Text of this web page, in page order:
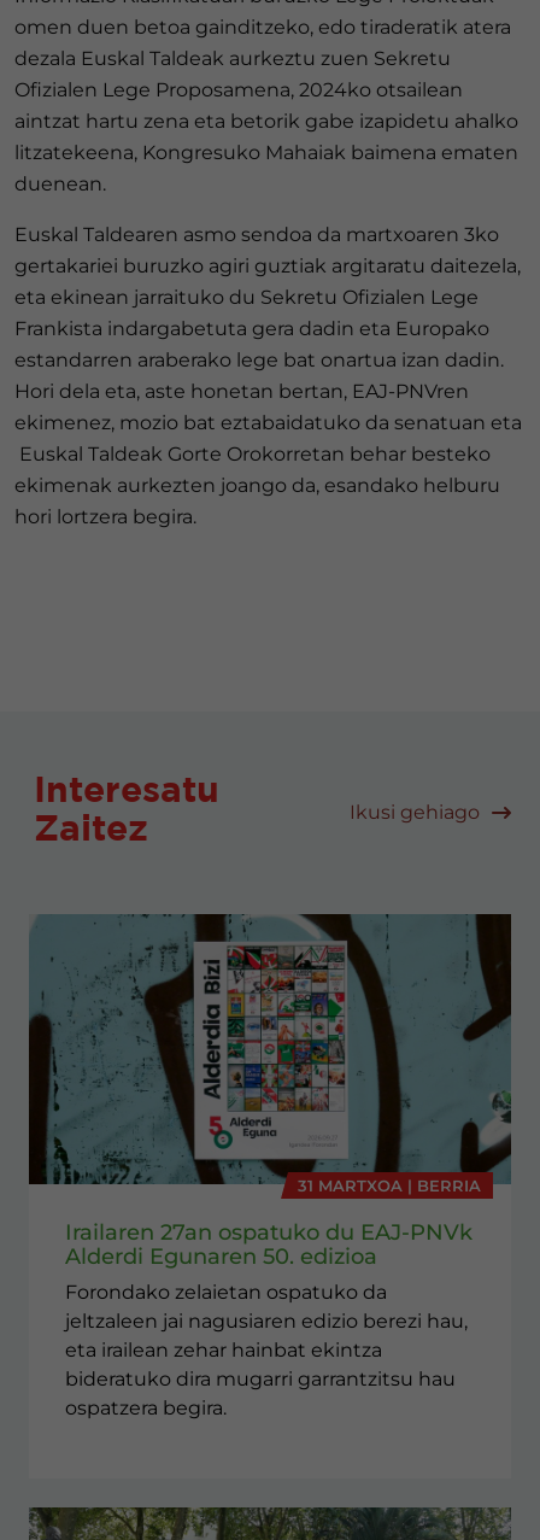
omen duen betoa gainditzeko, edo tiraderatik atera
dezala Euskal Taldeak aurkeztu zuen Sekretu
Ofizialen Lege Proposamena, 2024ko otsailean
aintzat hartu zena eta betorik gabe izapidetu ahalko
litzatekeena, Kongresuko Mahaiak baimena ematen
duenean.
Euskal Taldearen asmo sendoa da martxoaren 3ko
gertakariei buruzko agiri guztiak argitaratu daitezela,
eta ekinean jarraituko du Sekretu Ofizialen Lege
Frankista indargabetuta gera dadin eta Europako
estandarren araberako lege bat onartua izan dadin.
Hori dela eta, aste honetan bertan, EAJ-PNVren
ekimenez, mozio bat eztabaidatuko da senatuan eta
Euskal Taldeak Gorte Orokorretan behar besteko
ekimenak aurkezten joango da, esandako helburu
hori lortzera begira.
Interesatu
Zaitez
Ikusi gehiago
31 MARTXOA | BERRIA
Irailaren 27an ospatuko du EAJ-PNVk
Alderdi Egunaren 50. edizioa
Forondako zelaietan ospatuko da
jeltzaleen jai nagusiaren edizio berezi hau,
eta irailean zehar hainbat ekintza
bideratuko dira mugarri garrantzitsu hau
ospatzera begira.